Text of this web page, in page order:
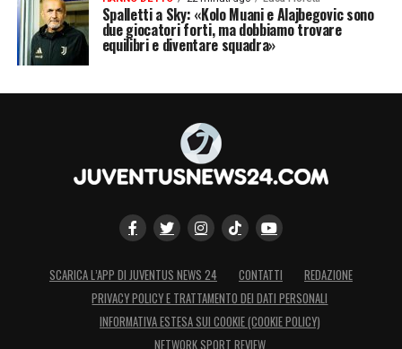
Spalletti a Sky: «Kolo Muani e Alajbegovic sono
due giocatori forti, ma dobbiamo trovare
equilibri e diventare squadra»
SCARICA L’APP DI JUVENTUS NEWS 24 CONTATTI
REDAZIONE
PRIVACY POLICY E TRATTAMENTO DEI DATI PERSONALI
INFORMATIVA ESTESA SUI COOKIE (COOKIE POLICY)
NETWORK SPORT REVIEW